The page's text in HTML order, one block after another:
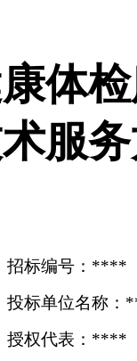
体
服
招标编号：****
投标单位名称：
授权代表：****